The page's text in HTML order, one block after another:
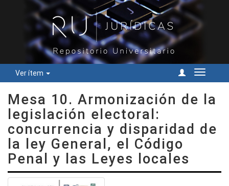
Ver ítem
Cambiar
Mesa 10. Armonización de la
legislación electoral:
concurrencia y disparidad de
la ley General, el Código
Penal y las Leyes locales